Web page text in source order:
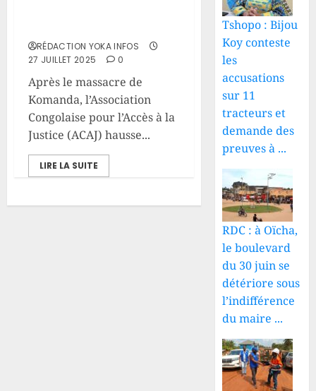
RÉDACTION YOKA INFOS
27 JUILLET 2025
0
Après le massacre de
Komanda, l’Association
Congolaise pour l’Accès à la
Justice (ACAJ) hausse...
LIRE LA SUITE
Tshopo : Bijou
Koy conteste
les
accusations
sur 11
tracteurs et
demande des
preuves à ...
RDC : à Oïcha,
le boulevard
du 30 juin se
détériore sous
l’indifférence
du maire ...